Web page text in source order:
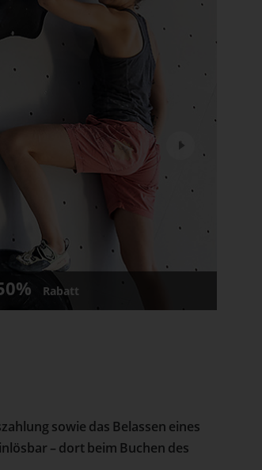
Rabatt
Next
sowie das Belassen eines
– dort beim Buchen des